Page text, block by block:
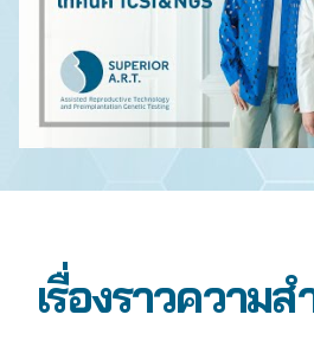
เรื่องราวความส